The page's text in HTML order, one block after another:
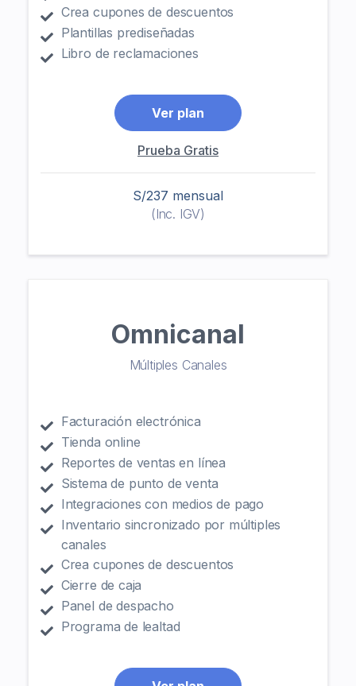
Crea cupones de descuentos
Plantillas prediseñadas
Libro de reclamaciones
Ver plan
Prueba Gratis
S/237 mensual
(Inc. IGV)
Omnicanal
Múltiples Canales
Facturación electrónica
Tienda online
Reportes de ventas en línea
Sistema de punto de venta
Integraciones con medios de pago
Inventario sincronizado por múltiples
canales
Crea cupones de descuentos
Cierre de caja
Panel de despacho
Programa de lealtad